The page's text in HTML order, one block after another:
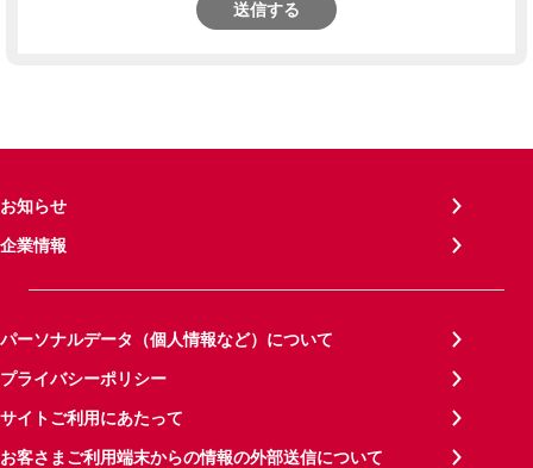
送信する
お知らせ
企業情報
パーソナルデータ（個人情報など）について
プライバシーポリシー
サイトご利用にあたって
お客さまご利用端末からの情報の外部送信について